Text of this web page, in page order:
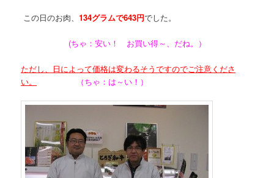
この日のお肉、134グラムで643円でした。
(ちゃ：安い！ お買い得～、だね。）
ただし、日によって価格は変わるそうですのでご注意くださ
い。
（ちゃ：は～い！）